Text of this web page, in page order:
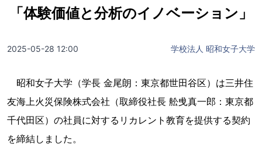
「体験価値と分析のイノベーション」
2025-05-28 12:00 学校法人 昭和女子大学
昭和女子大学（学長 金尾朗：東京都世田谷区）は三井住
友海上火災保険株式会社（取締役社長 舩曵真一郎：東京都
千代田区）の社員に対するリカレント教育を提供する契約
を締結しました。